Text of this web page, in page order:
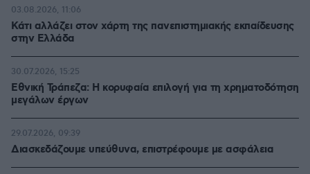
Κάτι αλλάζει στον χάρτη της πανεπιστημιακής εκπαίδευσης
στην Ελλάδα
03.08.2026, 11:06
Εθνική Τράπεζα: Η κορυφαία επιλογή για τη χρηματοδότηση
μεγάλων έργων
30.07.2026, 15:25
Διασκεδάζουμε υπεύθυνα, επιστρέφουμε με ασφάλεια
29.07.2026, 09:39